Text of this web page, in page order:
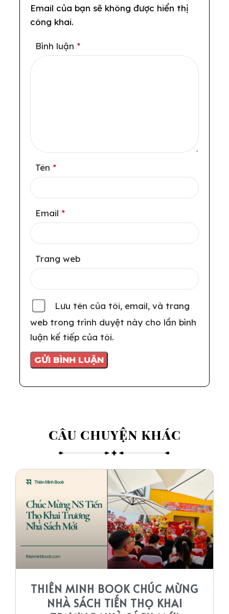
Email của bạn sẽ không được hiển thị
công khai.
Bình luận *
Tên *
Email *
Trang web
Lưu tên của tôi, email, và trang
web trong trình duyệt này cho lần bình
luận kế tiếp của tôi.
CÂU CHUYỆN KHÁC​
THIÊN MINH BOOK CHÚC MỪNG
NHÀ SÁCH TIẾN THỌ KHAI